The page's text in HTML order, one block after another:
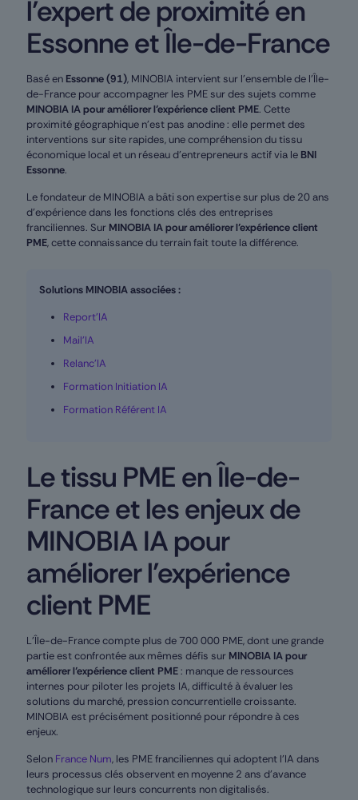
l’expert de proximité en
Essonne et Île-de-France
Basé en Essonne (91), MINOBIA intervient sur l’ensemble de l’Île-
de-France pour accompagner les PME sur des sujets comme
MINOBIA IA pour améliorer l’expérience client PME. Cette
proximité géographique n’est pas anodine : elle permet des
interventions sur site rapides, une compréhension du tissu
économique local et un réseau d’entrepreneurs actif via le BNI
Essonne.
Le fondateur de MINOBIA a bâti son expertise sur plus de 20 ans
d’expérience dans les fonctions clés des entreprises
franciliennes. Sur MINOBIA IA pour améliorer l’expérience client
PME, cette connaissance du terrain fait toute la différence.
Solutions MINOBIA associées :
Report’IA
Mail’IA
Relanc’IA
Formation Initiation IA
Formation Référent IA
Le tissu PME en Île-de-
France et les enjeux de
MINOBIA IA pour
améliorer l’expérience
client PME
L’Île-de-France compte plus de 700 000 PME, dont une grande
partie est confrontée aux mêmes défis sur MINOBIA IA pour
améliorer l’expérience client PME: manque de ressources
internes pour piloter les projets IA, difficulté à évaluer les
solutions du marché, pression concurrentielle croissante.
MINOBIA est précisément positionné pour répondre à ces
enjeux.
Selon France Num, les PME franciliennes qui adoptent l’IA dans
leurs processus clés observent en moyenne 2 ans d’avance
technologique sur leurs concurrents non digitalisés.